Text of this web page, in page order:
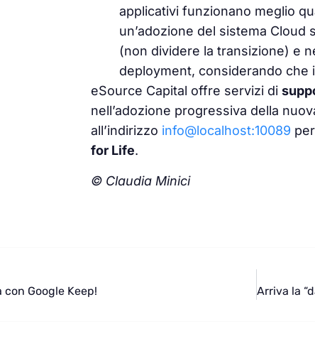
applicativi funzionano meglio
un’adozione del sistema
(non dividere la transizione) e
deployment, considerando che
eSource Capital offre servizi di
nell’adozione progressiva della
all’indirizzo info@localhost:10089
for Life.
© Claudia Minici
Google Keep!